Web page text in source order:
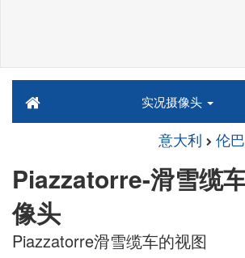
实况摄像头
意大利 伦
Piazzatorre-滑雪缆
像头
Piazzatorre滑雪缆车的视图